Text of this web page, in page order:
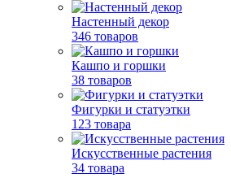
Настенный декор
346 товаров
Кашпо и горшки
38 товаров
Фигурки и статуэтки
123 товара
Искусственные растения
34 товара